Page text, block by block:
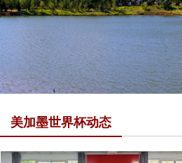
美加墨世界杯动态